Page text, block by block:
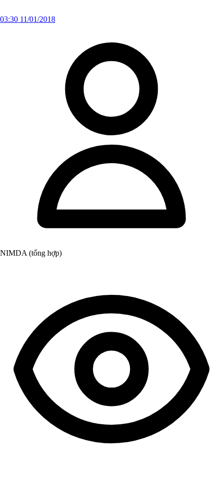
03:30 11/01/2018
NIMDA (tổng hợp)